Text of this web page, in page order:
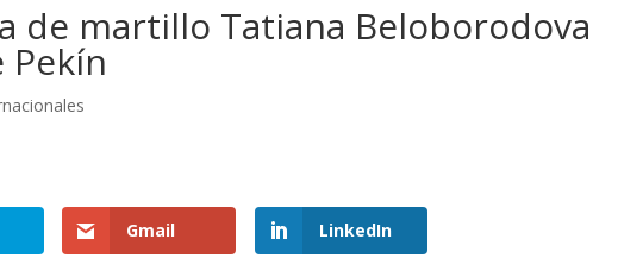
de martillo Tatiana Beloborodova
Pekín
Gmail LinkedIn